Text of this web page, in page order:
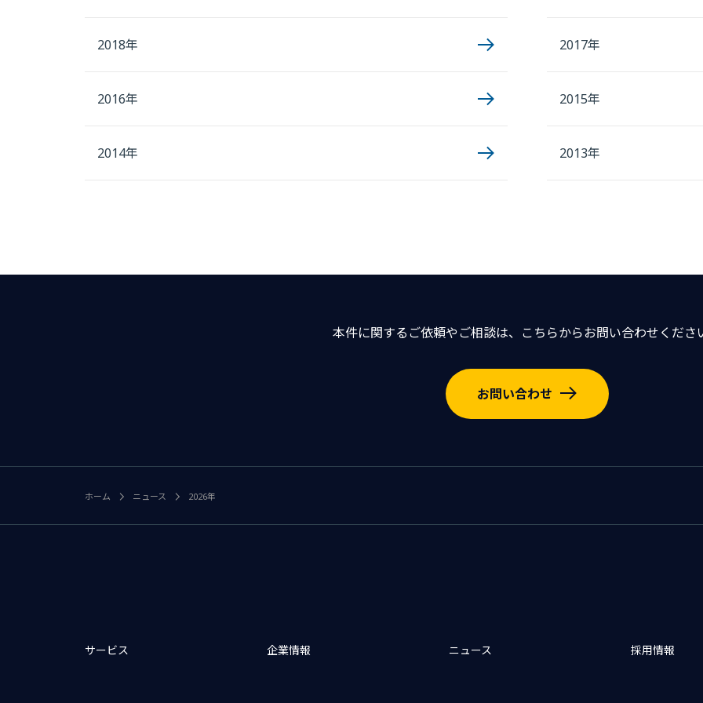
2018年 2017年
2016年 2015年
2014年 2013年
本件に関するご依頼やご相談は、こちらからお問い合わせくださ
お問い合わせ
ホーム ニュース 2026年
サービス 企業情報 ニュース 採用情報